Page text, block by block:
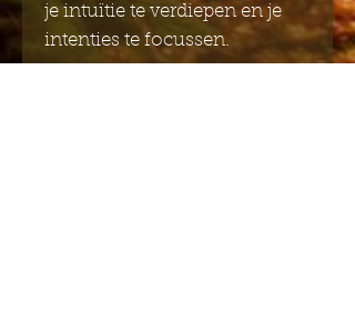
je intuïtie te verdiepen en je
intenties te focussen.